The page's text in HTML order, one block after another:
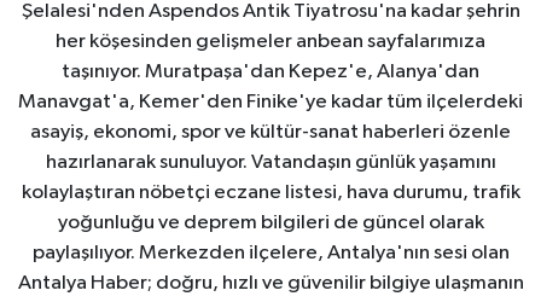
Şelalesi'nden Aspendos Antik Tiyatrosu'na kadar şehrin
her köşesinden gelişmeler anbean sayfalarımıza
taşınıyor. Muratpaşa'dan Kepez'e, Alanya'dan
Manavgat'a, Kemer'den Finike'ye kadar tüm ilçelerdeki
asayiş, ekonomi, spor ve kültür-sanat haberleri özenle
hazırlanarak sunuluyor. Vatandaşın günlük yaşamını
kolaylaştıran nöbetçi eczane listesi, hava durumu, trafik
yoğunluğu ve deprem bilgileri de güncel olarak
paylaşılıyor. Merkezden ilçelere, Antalya'nın sesi olan
Antalya Haber; doğru, hızlı ve güvenilir bilgiye ulaşmanın